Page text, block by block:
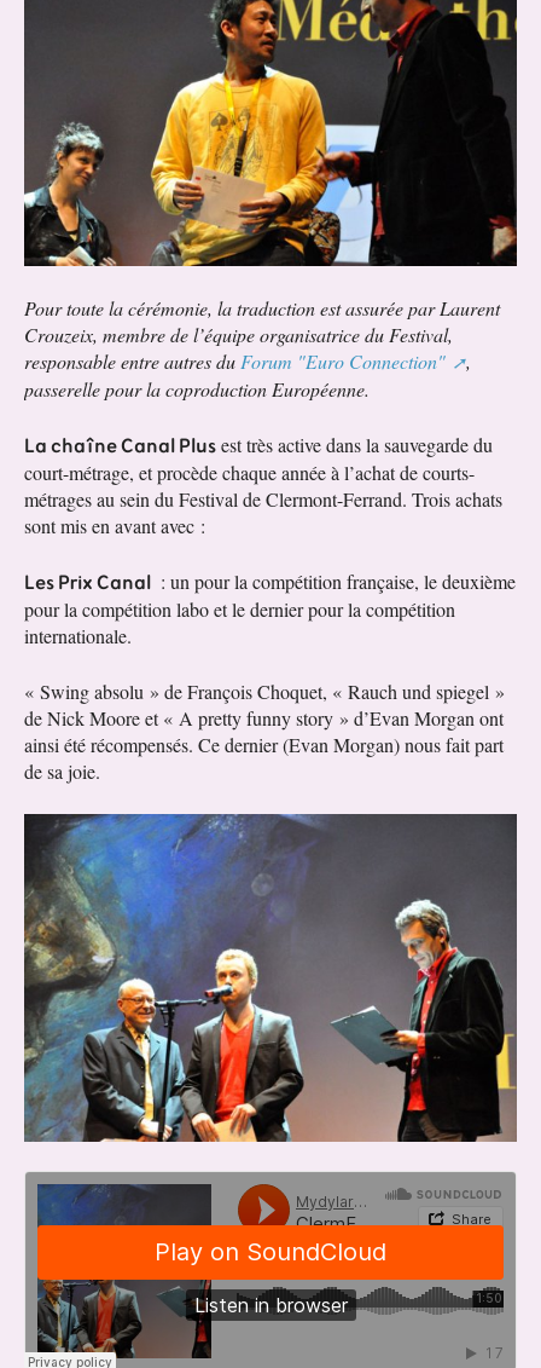
Pour toute la cérémonie, la traduction est assurée par Laurent
Crouzeix, membre de l’équipe organisatrice du Festival,
responsable entre autres duForum "Euro Connection"
,
passerelle pour la coproduction Européenne.
La chaîne Canal Plusest très active dans la sauvegarde du
court-métrage, et procède chaque année à l’achat de courts-
métrages au sein du Festival de Clermont-Ferrand. Trois achats
sont mis en avant avec :
Les Prix Canal : un pour la compétition française, le deuxième
pour la compétition labo et le dernier pour la compétition
internationale.
« Swing absolu » de François Choquet, « Rauch und spiegel »
de Nick Moore et « A pretty funny story » d’Evan Morgan ont
ainsi été récompensés. Ce dernier (Evan Morgan) nous fait part
de sa joie.